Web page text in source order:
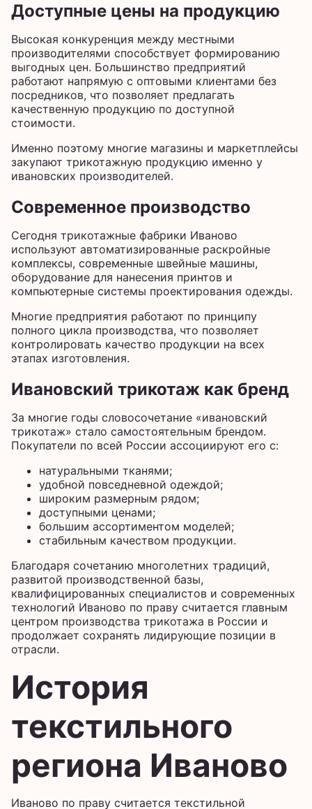
Доступные цены на продукцию
Высокая конкуренция между местными
производителями способствует формированию
выгодных цен. Большинство предприятий
работают напрямую с оптовыми клиентами без
посредников, что позволяет предлагать
качественную продукцию по доступной
стоимости.
Именно поэтому многие магазины и маркетплейсы
закупают трикотажную продукцию именно у
ивановских производителей.
Современное производство
Сегодня трикотажные фабрики Иваново
используют автоматизированные раскройные
комплексы, современные швейные машины,
оборудование для нанесения принтов и
компьютерные системы проектирования одежды.
Многие предприятия работают по принципу
полного цикла производства, что позволяет
контролировать качество продукции на всех
этапах изготовления.
Ивановский трикотаж как бренд
За многие годы словосочетание «ивановский
трикотаж» стало самостоятельным брендом.
Покупатели по всей России ассоциируют его с:
натуральными тканями;
удобной повседневной одеждой;
широким размерным рядом;
доступными ценами;
большим ассортиментом моделей;
стабильным качеством продукции.
Благодаря сочетанию многолетних традиций,
развитой производственной базы,
квалифицированных специалистов и современных
технологий Иваново по праву считается главным
центром производства трикотажа в России и
продолжает сохранять лидирующие позиции в
отрасли.
История
текстильного
региона Иваново
Иваново по праву считается текстильной